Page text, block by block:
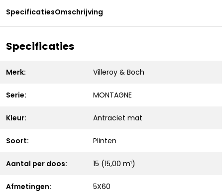
SpecificatiesOmschrijving
Specificaties
Merk: Villeroy & Boch
Serie: MONTAGNE
Kleur: Antraciet mat
Soort: Plinten
Aantal per doos: 15 (15,00 m¹)
Afmetingen: 5X60